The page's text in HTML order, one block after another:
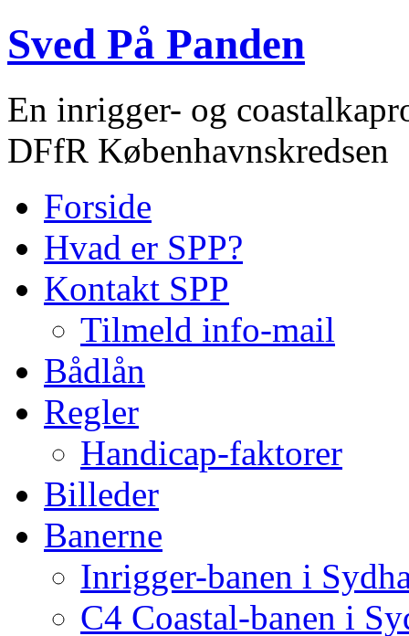
Sved På Panden
En inrigger- og
DFfR Københavnskredsen
Forside
Hvad er SPP?
Kontakt SPP
Tilmeld info-mail
Bådlån
Regler
Handicap-faktorer
Billeder
Banerne
Inrigger-banen i
C4 Coastal-banen i